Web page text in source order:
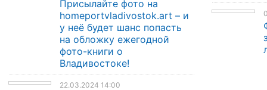
Присылайте фото на
homeportvladivostok.art – и
у неё будет шанс попасть
на обложку ежегодной
фото-книги о
Владивостоке!
22.03.2024 14:00